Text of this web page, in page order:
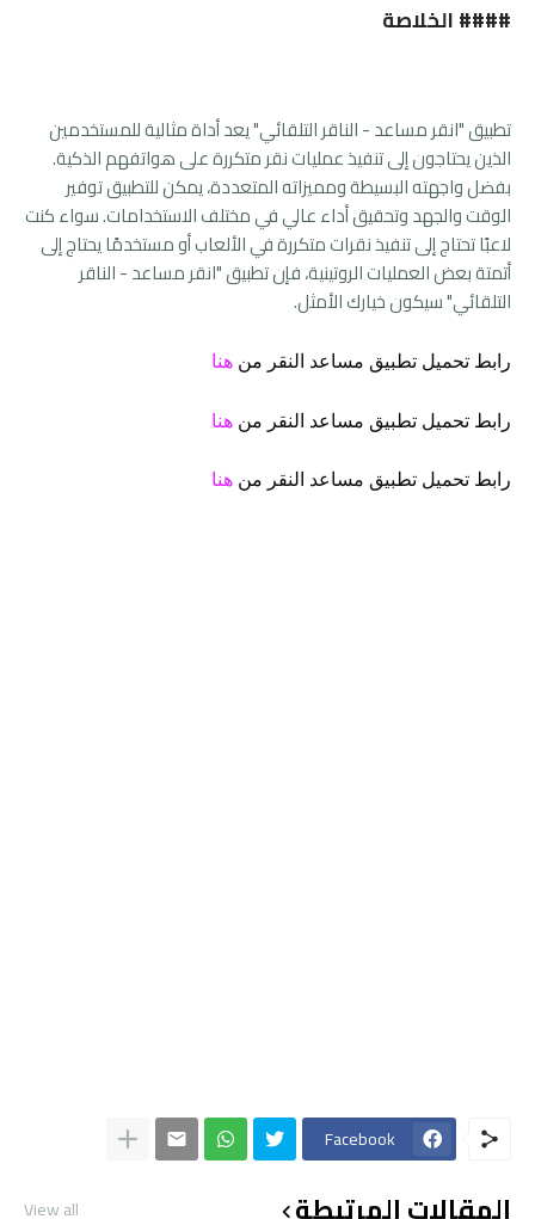
#### الخلاصة
تطبيق "انقر مساعد - الناقر التلقائي" يعد أداة مثالية للمستخدمين
الذين يحتاجون إلى تنفيذ عمليات نقر متكررة على هواتفهم الذكية.
بفضل واجهته البسيطة ومميزاته المتعددة، يمكن للتطبيق توفير
الوقت والجهد وتحقيق أداء عالي في مختلف الاستخدامات. سواء كنت
لاعبًا تحتاج إلى تنفيذ نقرات متكررة في الألعاب أو مستخدمًا يحتاج إلى
أتمتة بعض العمليات الروتينية، فإن تطبيق "انقر مساعد - الناقر
التلقائي" سيكون خيارك الأمثل.
رابط تحميل تطبيق مساعد النقر من هنا
رابط تحميل تطبيق مساعد النقر من هنا
رابط تحميل تطبيق مساعد النقر من هنا
Facebook
View all